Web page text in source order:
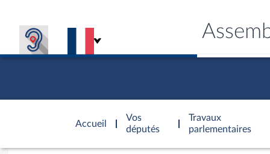
Accueil
d'accueil
Vos
députés
Travaux
parlementaires